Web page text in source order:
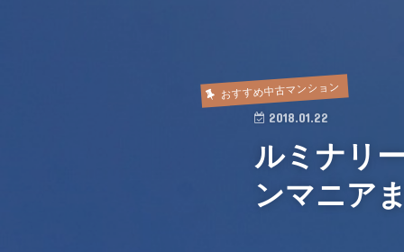
おすすめ中古マンション
2018.01.22
ルミナリ
ンマニア